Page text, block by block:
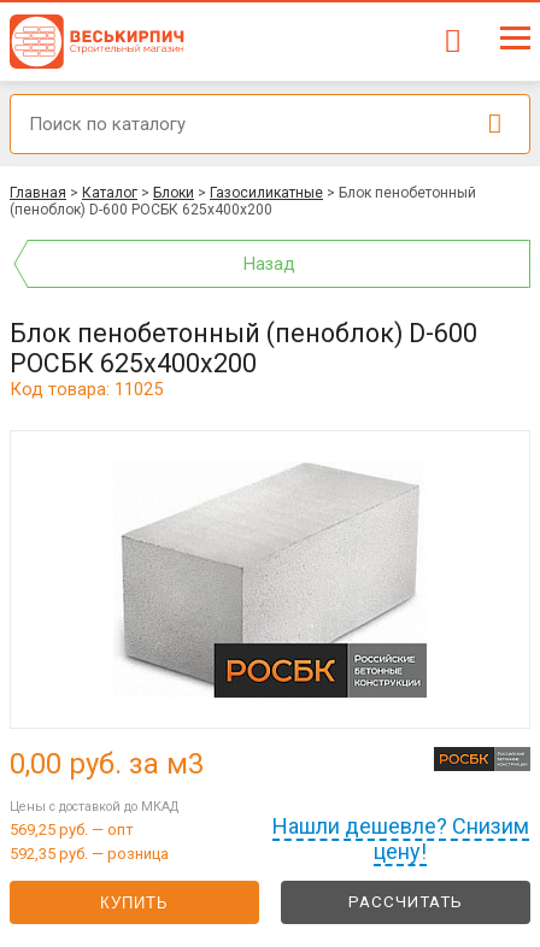
Главная > Каталог > Блоки > Газосиликатные > Блок пенобетонный
(пеноблок) D-600 РОСБК 625x400x200
Назад
Блок пенобетонный (пеноблок) D-600
РОСБК 625x400x200
Код товара: 11025
Нашли дешевле? Снизим
цену!
0,00 руб. за м3
Цены с доставкой до МКАД
569,25 руб. — опт
592,35 руб. — розница
КУПИТЬ РАССЧИТАТЬ